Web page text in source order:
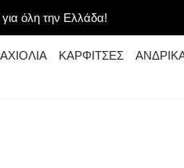
όλη την Ελλάδα!
ΚΑΡΦΙΤΣΕΣ